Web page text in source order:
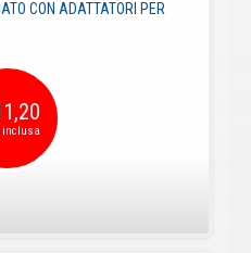
CON ADATTATORI PER